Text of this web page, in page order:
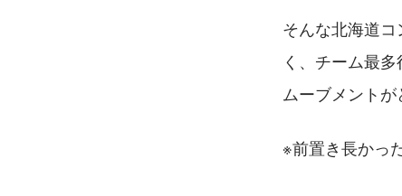
そんな北海道
く、チーム最
ムーブメント
※前置き長かっ